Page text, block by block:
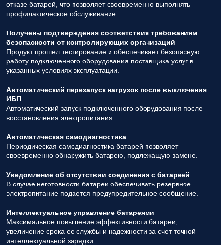
отказе батарей, что позволяет своевременно выполнять
профилактическое обслуживание.
Получены подтверждения соответствия требованиям
безопасности от контролирующих организаций
Продукт прошел тестирование и обеспечивает безопасную
работу подключенного оборудования поставщика услуг в
указанных условиях эксплуатации.
Автоматический перезапуск нагрузок после выключения
ИБП
Автоматический запуск подключенного оборудования после
восстановления электропитания.
Автоматическая самодиагностика
Периодическая самодиагностика батарей позволяет
своевременно обнаружить батарею, подлежащую замене.
Уведомление об отсутствии соединения с батареей
В случае неготовности батареи обеспечивать резервное
электропитание подается предупредительное сообщение.
Интеллектуальное управление батареями
Максимальное повышение эффективности батареи,
увеличение срока ее службы и надежности за счет точной
интеллектуальной зарядки.